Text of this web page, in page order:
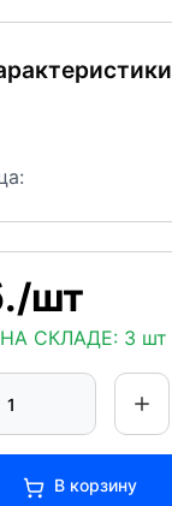
шт
СКЛАДЕ: 3 шт
В корзину